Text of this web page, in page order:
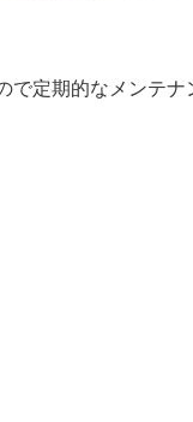
定期的なメンテナ